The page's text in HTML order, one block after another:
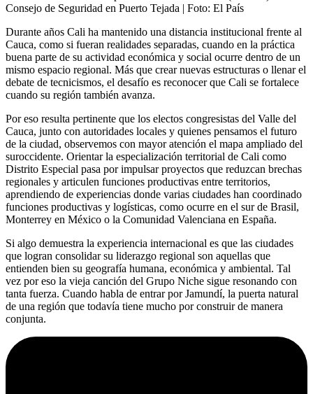
Consejo de Seguridad en Puerto Tejada | Foto: El País
Durante años Cali ha mantenido una distancia institucional frente al
Cauca, como si fueran realidades separadas, cuando en la práctica
buena parte de su actividad económica y social ocurre dentro de un
mismo espacio regional. Más que crear nuevas estructuras o llenar el
debate de tecnicismos, el desafío es reconocer que Cali se fortalece
cuando su región también avanza.
Por eso resulta pertinente que los electos congresistas del Valle del
Cauca, junto con autoridades locales y quienes pensamos el futuro
de la ciudad, observemos con mayor atención el mapa ampliado del
suroccidente. Orientar la especialización territorial de Cali como
Distrito Especial pasa por impulsar proyectos que reduzcan brechas
regionales y articulen funciones productivas entre territorios,
aprendiendo de experiencias donde varias ciudades han coordinado
funciones productivas y logísticas, como ocurre en el sur de Brasil,
Monterrey en México o la Comunidad Valenciana en España.
Si algo demuestra la experiencia internacional es que las ciudades
que logran consolidar su liderazgo regional son aquellas que
entienden bien su geografía humana, económica y ambiental. Tal
vez por eso la vieja canción del Grupo Niche sigue resonando con
tanta fuerza. Cuando habla de entrar por Jamundí, la puerta natural
de una región que todavía tiene mucho por construir de manera
conjunta.